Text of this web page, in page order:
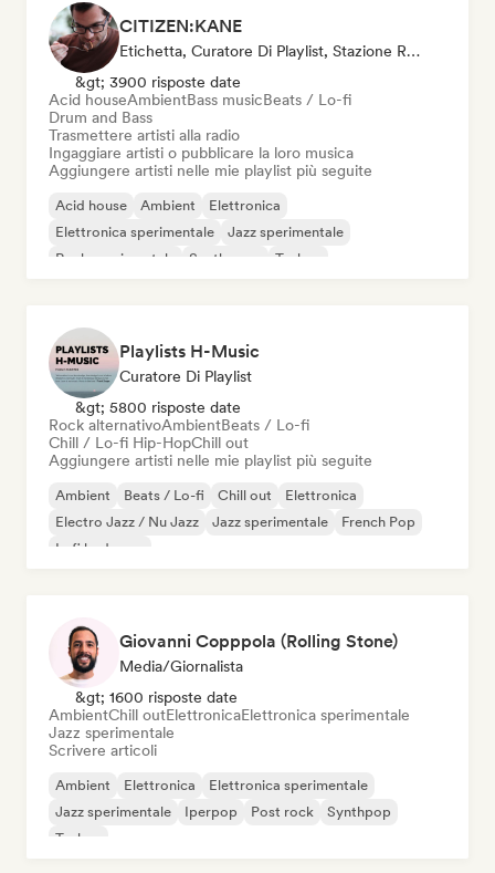
CITIZEN:KANE
Etichetta, Curatore Di Playlist, Stazione Radio
&gt; 3900 risposte date
Acid houseAmbientBass musicBeats / Lo-fi
Drum and Bass
Trasmettere artisti alla radio
Ingaggiare artisti o pubblicare la loro musica
Aggiungere artisti nelle mie playlist più seguite
Acid house Ambient
Elettronica
Elettronica sperimentale
Jazz sperimentale
Rock sperimentale
Synthwave Techno
Playlists H-Music
Curatore Di Playlist
&gt; 5800 risposte date
Rock alternativoAmbientBeats / Lo-fi
Chill / Lo-fi Hip-HopChill out
Aggiungere artisti nelle mie playlist più seguite
Ambient Beats / Lo-fi Chill out
Elettronica
Electro Jazz / Nu Jazz
Jazz sperimentale
French Pop
Lofi bedroom
Giovanni Copppola (Rolling Stone)
Media/Giornalista
&gt; 1600 risposte date
AmbientChill outElettronicaElettronica sperimentale
Jazz sperimentale
Scrivere articoli
Ambient Elettronica
Elettronica sperimentale
Jazz sperimentale
Iperpop Post rock
Synthpop
Techno